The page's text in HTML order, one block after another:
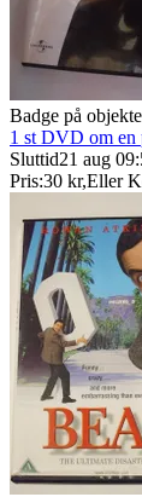
Badge på
1 st DVD om en
Sluttid21 aug
Pris:30 kr,Eller